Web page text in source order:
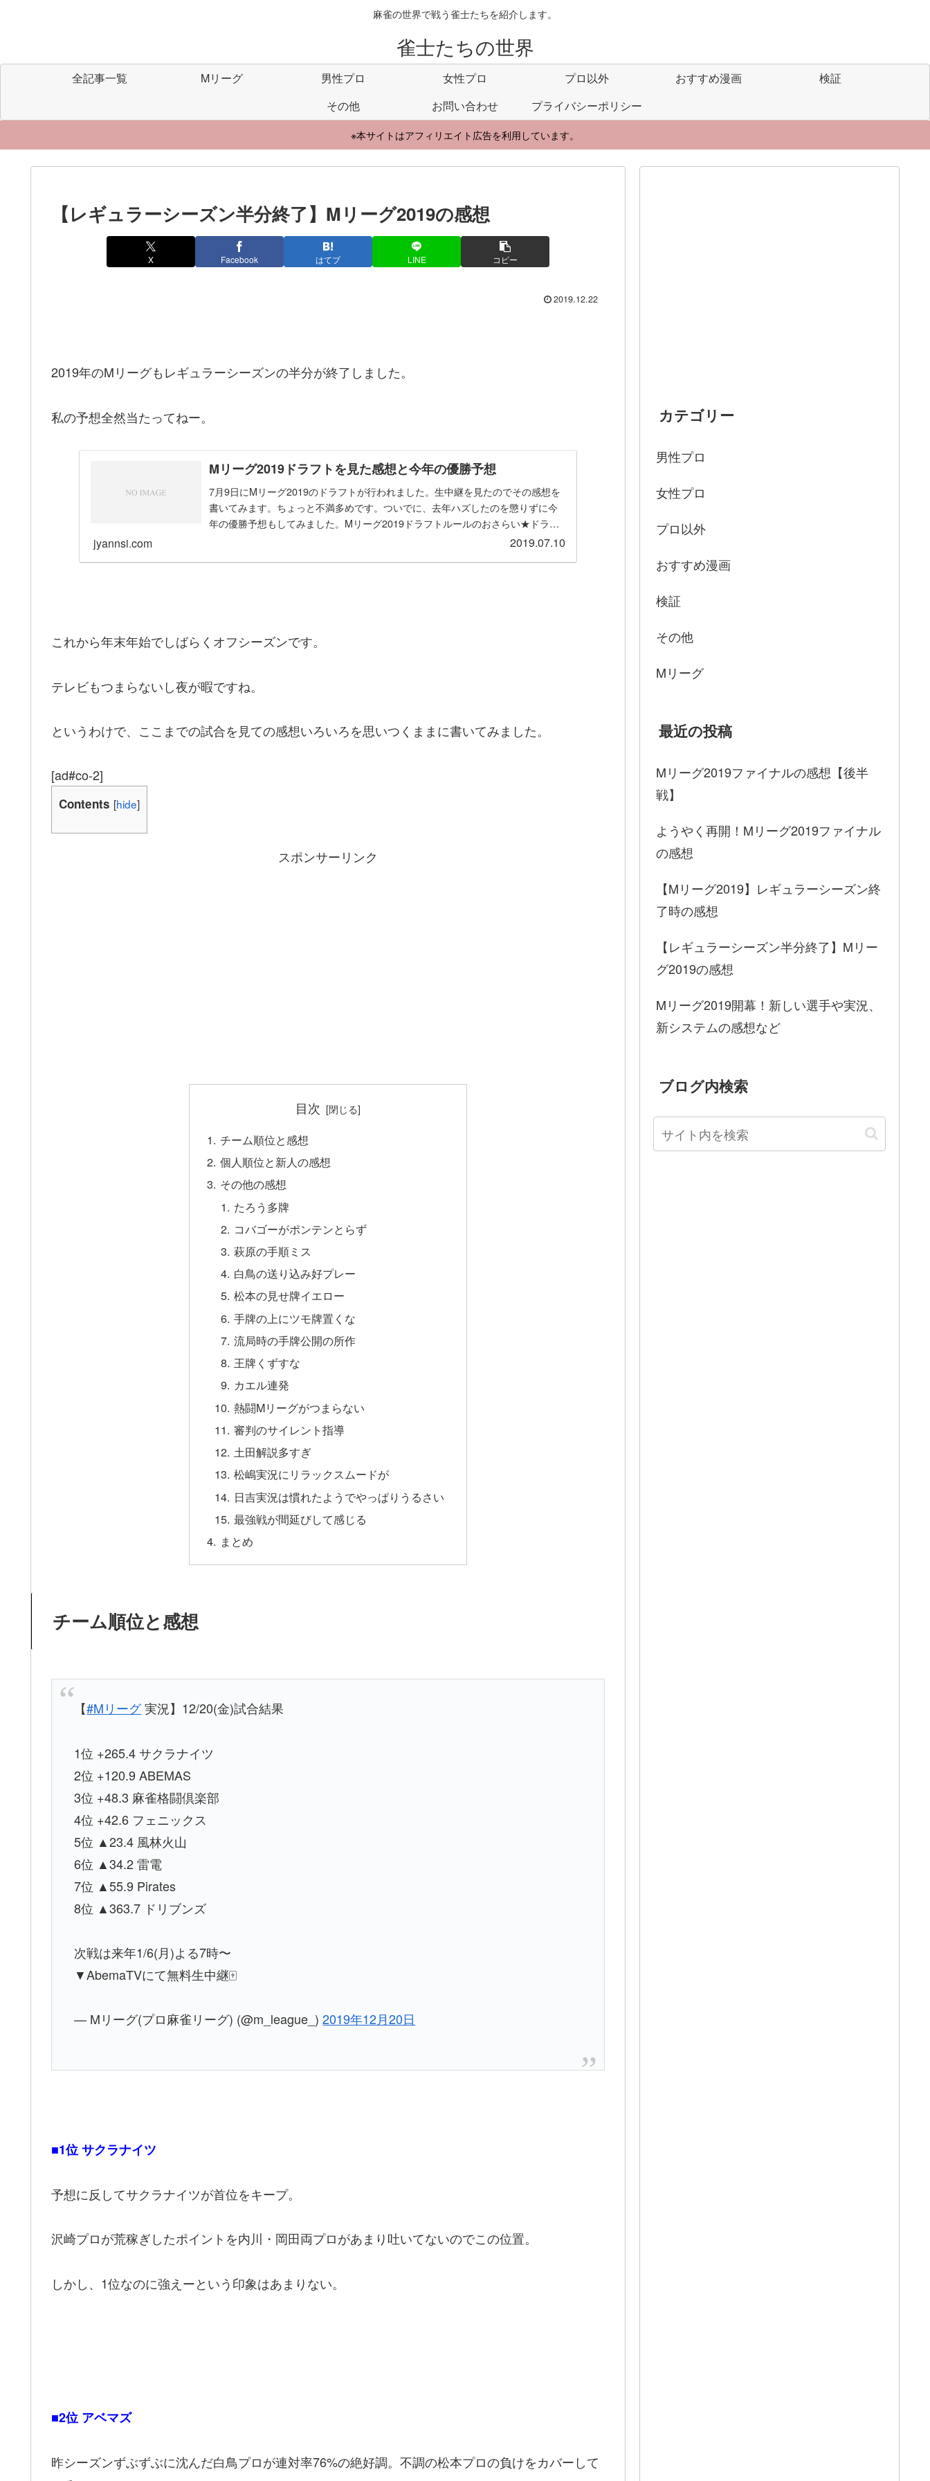
麻雀の世界で戦う雀士たちを紹介します。
雀士たちの世界
全記事一覧 Mリーグ 男性プロ 女性プロ プロ以外 おすすめ漫画
検証
その他
お問い合わせ プライバシーポリシー
※本サイトはアフィリエイト広告を利用しています。
【レギュラーシーズン半分終了】Mリーグ2019の感想
X Facebook はてブ LINE コピー
2019.12.22
2019年のMリーグもレギュラーシーズンの半分が終了しました。
私の予想全然当たってねー。
Mリーグ2019ドラフトを見た感想と今年の優勝予想
7月9日にMリーグ2019のドラフトが行われました。生中継を見たのでその感想を
書いてみます。ちょっと不満多めです。ついでに、去年ハズしたのを懲りずに今
年の優勝予想もしてみました。Mリーグ2019ドラフトルールのおさらい★ドラフ
jyannsi.com 2019.07.10
これから年末年始でしばらくオフシーズンです。
テレビもつまらないし夜が暇ですね。
というわけで、ここまでの試合を見ての感想いろいろを思いつくままに書いてみました。
[ad#co-2]
Contents [hide]
スポンサーリンク
目次
チーム順位と感想
個人順位と新人の感想
その他の感想
たろう多牌
コバゴーがポンテンとらず
萩原の手順ミス
白鳥の送り込み好プレー
松本の見せ牌イエロー
手牌の上にツモ牌置くな
流局時の手牌公開の所作
王牌くずすな
カエル連発
熱闘Mリーグがつまらない
審判のサイレント指導
土田解説多すぎ
松嶋実況にリラックスムードが
日吉実況は慣れたようでやっぱりうるさい
最強戦が間延びして感じる
まとめ
チーム順位と感想
【#Mリーグ実況】12/20(金)試合結果
1位 +265.4 サクラナイツ
2位 +120.9 ABEMAS
3位 +48.3 麻雀格闘倶楽部
4位 +42.6 フェニックス
5位 ▲23.4 風林火山
6位 ▲34.2 雷電
7位 ▲55.9 Pirates
8位 ▲363.7 ドリブンズ
次戦は来年1/6(月)よる7時〜
▼AbemaTVにて無料生中継🀄
— Mリーグ(プロ麻雀リーグ) (@m_league_)2019年12月20日
■1位 サクラナイツ
予想に反してサクラナイツが首位をキープ。
沢崎プロが荒稼ぎしたポイントを内川・岡田両プロがあまり吐いてないのでこの位置。
しかし、1位なのに強えーという印象はあまりない。
■2位 アベマズ
昨シーズンずぶずぶに沈んだ白鳥プロが連対率76%の絶好調。不調の松本プロの負けをカバーして
カテゴリー
男性プロ
女性プロ
プロ以外
おすすめ漫画
検証
その他
Mリーグ
最近の投稿
Mリーグ2019ファイナルの感想【後半
戦】
ようやく再開！Mリーグ2019ファイナル
の感想
【Mリーグ2019】レギュラーシーズン終
了時の感想
【レギュラーシーズン半分終了】Mリー
グ2019の感想
Mリーグ2019開幕！新しい選手や実況、
新システムの感想など
ブログ内検索